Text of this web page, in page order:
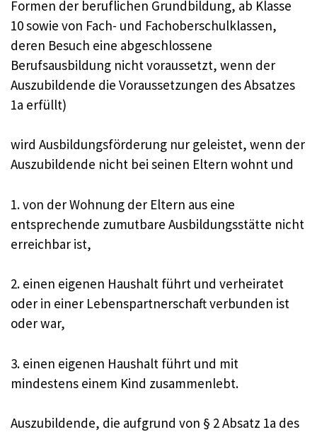
Formen der beruflichen Grundbildung, ab Klasse
10 sowie von Fach- und Fachoberschulklassen,
deren Besuch eine abgeschlossene
Berufsausbildung nicht voraussetzt, wenn der
Auszubildende die Voraussetzungen des Absatzes
1a erfüllt)
wird Ausbildungsförderung nur geleistet, wenn der
Auszubildende nicht bei seinen Eltern wohnt und
1. von der Wohnung der Eltern aus eine
entsprechende zumutbare Ausbildungsstätte nicht
erreichbar ist,
2. einen eigenen Haushalt führt und verheiratet
oder in einer Lebenspartnerschaft verbunden ist
oder war,
3. einen eigenen Haushalt führt und mit
mindestens einem Kind zusammenlebt.
Auszubildende, die aufgrund von § 2 Absatz 1a des